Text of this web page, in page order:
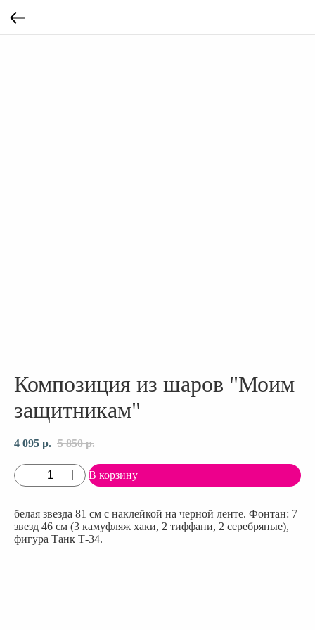
Композиция из шаров "Моим
защитникам"
4 095 р. 5 850 р.
В корзину
белая звезда 81 см с наклейкой на черной ленте. Фонтан: 7
звезд 46 см (3 камуфляж хаки, 2 тиффани, 2 серебряные),
фигура Танк Т-34.